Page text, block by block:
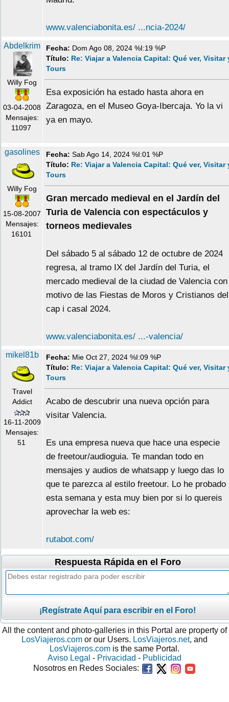
www.valenciabonita.es/ ...ncia-2024/
Abdelkrim
Willy Fog
03-04-2008
Mensajes:
11097
Fecha: Dom Ago 08, 2024 %I:19 %P
Título: Re: Viajar a Valencia Capital: Qué ver, Visitar
Tours
Esa exposición ha estado hasta ahora en
Zaragoza, en el Museo Goya-Ibercaja. Yo la vi
ya en mayo.
gasolines
Willy Fog
15-08-2007
Mensajes:
16101
Fecha: Sab Ago 14, 2024 %I:01 %P
Título: Re: Viajar a Valencia Capital: Qué ver, Visitar
Tours
Gran mercado medieval en el Jardín del
Turia de Valencia con espectáculos y
torneos medievales
Del sábado 5 al sábado 12 de octubre de 2024
regresa, al tramo IX del Jardín del Turia, el
mercado medieval de la ciudad de Valencia con
motivo de las Fiestas de Moros y Cristianos del
cap i casal 2024.
www.valenciabonita.es/ ...-valencia/
mikel81b
Travel
Addict
16-11-2009
Mensajes:
51
Fecha: Mie Oct 27, 2024 %I:09 %P
Título: Re: Viajar a Valencia Capital: Qué ver, Visitar
Tours
Acabo de descubrir una nueva opción para
visitar Valencia.
Es una empresa nueva que hace una especie
de freetour/audioguia. Te mandan todo en
mensajes y audios de whatsapp y luego das lo
que te parezca al estilo freetour. Lo he probado
esta semana y esta muy bien por si lo quereis
aprovechar la web es:
rutabot.com/
Respuesta Rápida en el Foro
¡Regístrate Aquí para escribir en el Foro!
All the content and photo-galleries in this Portal are property of
LosViajeros.com or our Users. LosViajeros.net, and
LosViajeros.com is the same Portal.
Aviso Legal - Privacidad - Publicidad
Nosotros en Redes Sociales: